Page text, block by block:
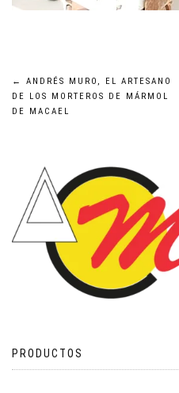
Navegación
de
←
ANDRÉS MURO, EL ARTESANO
DE LOS MORTEROS DE MÁRMOL
DE MACAEL
PRODUCTOS